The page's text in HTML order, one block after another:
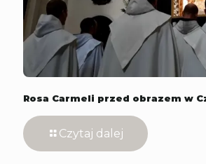
Rosa Carmeli przed obrazem w
Czytaj dalej